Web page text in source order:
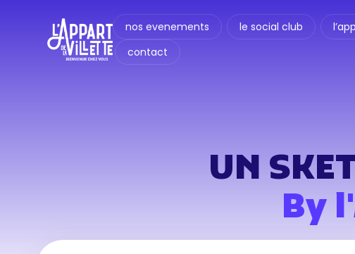
nos evenements le social club
contact
UN
By